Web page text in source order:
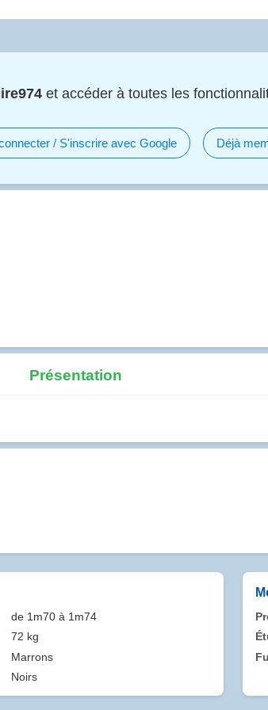
et accéder à toutes les
/ S'inscrire avec Google Déjà
Présentation
de 1m70 à 1m74
72 kg
Marrons
Noirs